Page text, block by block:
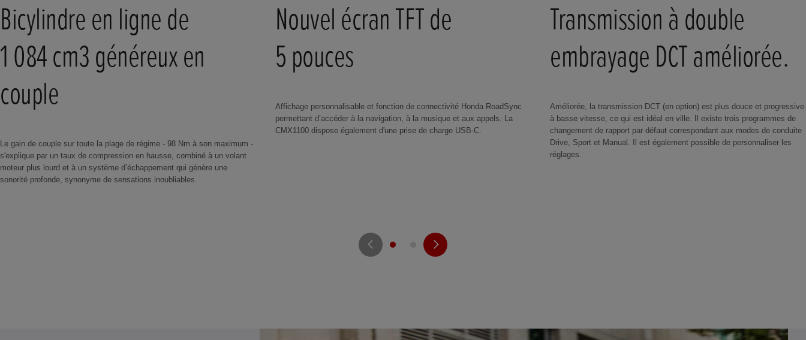
Bicylindre en ligne de
1 084 cm3 généreux en
couple
Le gain de couple sur toute la plage de régime - 98 Nm à son maximum -
s'explique par un taux de compression en hausse, combiné à un volant
moteur plus lourd et à un système d’échappement qui génère une
sonorité profonde, synonyme de sensations inoubliables.
Nouvel écran TFT de
5 pouces
Affichage personnalisable et fonction de connectivité Honda RoadSync
permettant d’accéder à la navigation, à la musique et aux appels. La
CMX1100 dispose également d'une prise de charge USB-C.
Transmission à double
embrayage DCT améliorée.
Améliorée, la transmission DCT (en option) est plus douce et progressive
à basse vitesse, ce qui est idéal en ville. Il existe trois programmes de
changement de rapport par défaut correspondant aux modes de conduite
Drive, Sport et Manual. Il est également possible de personnaliser les
réglages.